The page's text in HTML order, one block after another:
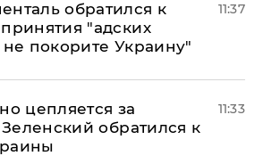
обратился к
"адских
покорите Украину"
11:37
цепляется за
обратился к
11:33